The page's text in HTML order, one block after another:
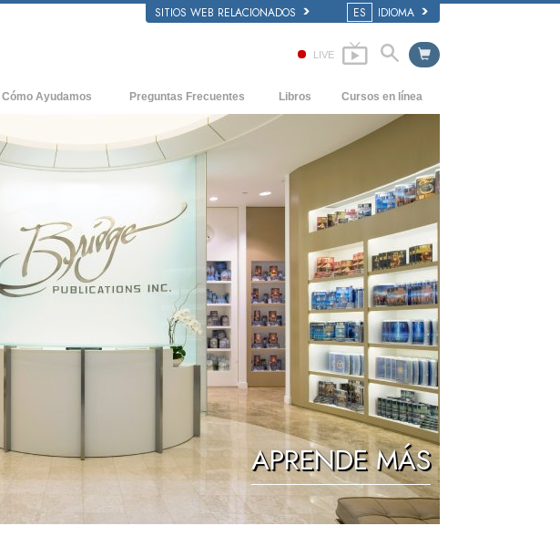
SITIOS WEB RELACIONADOS ES IDIOMA
LIVE
Cómo Ayudamos Preguntas Frecuentes
Antecedentes y principios básicos
Dentro de una Iglesia
La Organización de Scientology
Libros
Audiolibros
Conferencias Introductorias
Películas
Cursos en línea
Cómo Resolver los Conflictos
Las Dinámicas de la Existencia
Los Componentes de la Comprensión
Soluciones para un Entorno Peligroso
Ayudas para Enfermedades y Lesiones
La Integridad y la Honestidad
El Matrimonio
La Escala Tonal Emocional
Respuestas a las Drogas
Herramientas para el Entorno Laboral
La Ética y las Condiciones
APRENDE MÁS